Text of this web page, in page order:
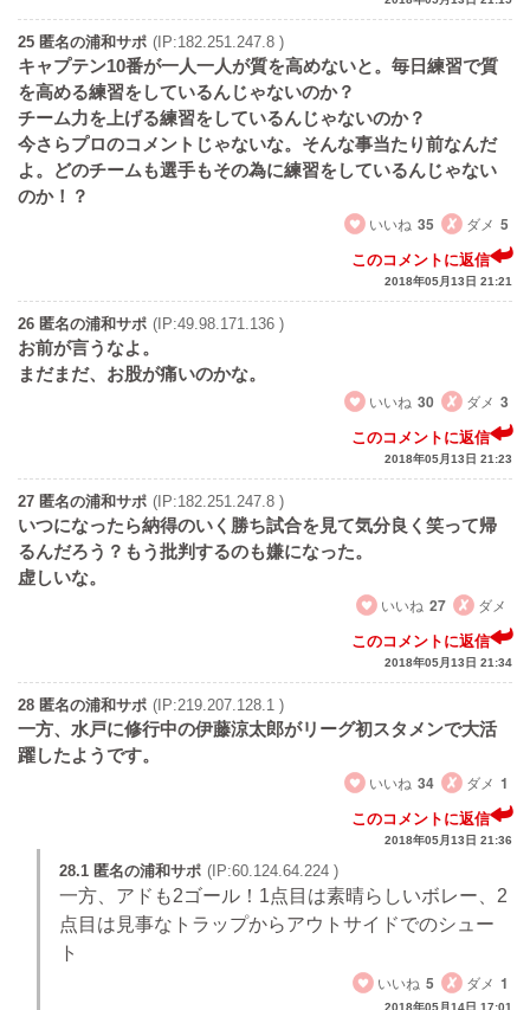
25 匿名の浦和サポ (IP:182.251.247.8 )
キャプテン10番が一人一人が質を高めないと。毎日練習で質
を高める練習をしているんじゃないのか？
チーム力を上げる練習をしているんじゃないのか？
今さらプロのコメントじゃないな。そんな事当たり前なんだ
よ。どのチームも選手もその為に練習をしているんじゃない
のか！？
いいね 35 ダメ 5
このコメントに返信
2018年05月13日 21:21
26 匿名の浦和サポ (IP:49.98.171.136 )
お前が言うなよ。
まだまだ、お股が痛いのかな。
いいね 30 ダメ 3
このコメントに返信
2018年05月13日 21:23
27 匿名の浦和サポ (IP:182.251.247.8 )
いつになったら納得のいく勝ち試合を見て気分良く笑って帰
るんだろう？もう批判するのも嫌になった。
虚しいな。
いいね 27 ダメ
このコメントに返信
2018年05月13日 21:34
28 匿名の浦和サポ (IP:219.207.128.1 )
一方、水戸に修行中の伊藤涼太郎がリーグ初スタメンで大活
躍したようです。
いいね 34 ダメ 1
このコメントに返信
2018年05月13日 21:36
28.1 匿名の浦和サポ (IP:60.124.64.224 )
一方、アドも2ゴール！1点目は素晴らしいボレー、2
点目は見事なトラップからアウトサイドでのシュー
ト
いいね 5 ダメ 1
2018年05月14日 17:01